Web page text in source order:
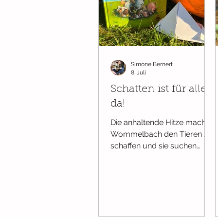
Wissenswertes Bücher ab
Ab 2 Jahren
Schatten ist für alle
da!
Die anhaltende Hitze macht in
Wommelbach den Tieren zu
schaffen und sie suchen
wird geschimpft und auch
Simone Bernert
8. Juli